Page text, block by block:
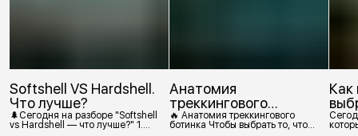
Softshell VS Hardshell.
Что лучше?
🌲Сегодня на разборе "Softshell
vs Hardshell — что лучше?" 1.
Анатомия
треккингового
ботинка
🔥 Анатомия треккингового
ботинка Чтобы выбрать то, что
Как